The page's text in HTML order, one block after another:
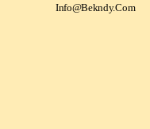
Info@Bekndy.Com